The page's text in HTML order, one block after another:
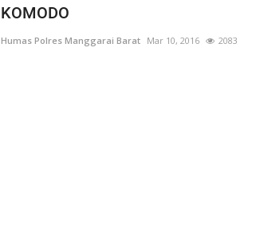
KOMODO
Humas Polres Manggarai Barat Mar 10, 2016 2083